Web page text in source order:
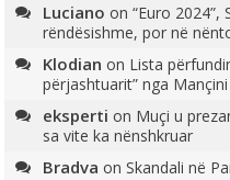
Luciano on“Euro 2024”,
rëndësishme, por në
Klodian on Lista
përjashtuarit” nga Mançini
eksperti on Muçi u
sa vite ka nënshkruar
Bradva onSkandali në